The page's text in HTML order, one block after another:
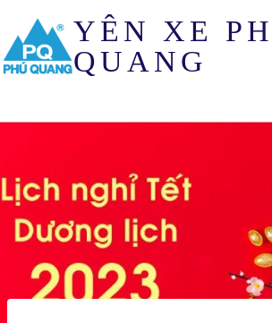
content
YÊN XE
QUANG